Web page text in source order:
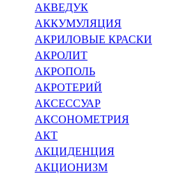
АКВЕДУК
АККУМУЛЯЦИЯ
АКРИЛОВЫЕ КРАСКИ
АКРОЛИТ
АКРОПОЛЬ
АКРОТЕРИЙ
АКСЕССУАР
АКСОНОМЕТРИЯ
АКТ
АКЦИДЕНЦИЯ
АКЦИОНИЗМ